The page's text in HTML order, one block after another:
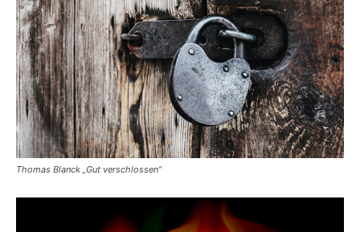
Thomas Blanck „Gut verschlossen“